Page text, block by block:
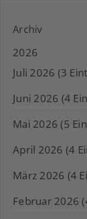
Archiv
2026
Juli 2026 (3
Juni 2026 (4
Mai 2026 (5
April 2026 (4
März 2026 (4
Februar 2026